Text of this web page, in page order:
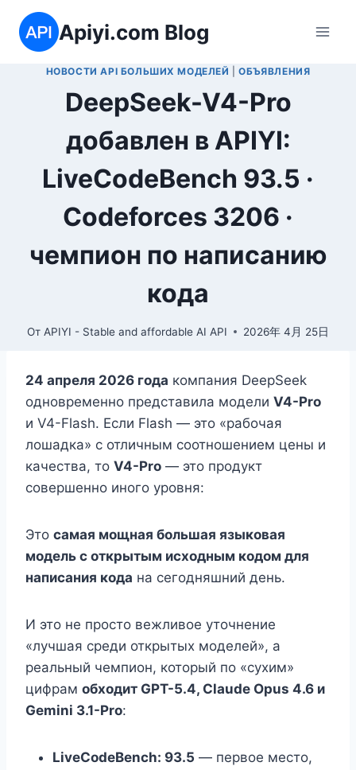
Перейти
содержимому
Apiyi.com Blog
НОВОСТИ API БОЛЬШИХ МОДЕЛЕЙ |ОБЪЯВЛЕНИЯ
DeepSeek-V4-Pro
добавлен в APIYI:
LiveCodeBench 93.5 ·
Codeforces 3206 ·
чемпион по написанию
кода
От APIYI - Stable and affordable AI API 2026年 4月 25日
24 апреля 2026 года компания DeepSeek
одновременно представила модели V4-Pro
и V4-Flash. Если Flash — это «рабочая
лошадка» с отличным соотношением цены и
качества, то V4-Pro — это продукт
совершенно иного уровня:
Это самая мощная большая языковая
модель с открытым исходным кодом для
написания кода на сегодняшний день.
И это не просто вежливое уточнение
«лучшая среди открытых моделей», а
реальный чемпион, который по «сухим»
цифрам обходит GPT-5.4, Claude Opus 4.6 и
Gemini 3.1-Pro:
LiveCodeBench: 93.5 — первое место,